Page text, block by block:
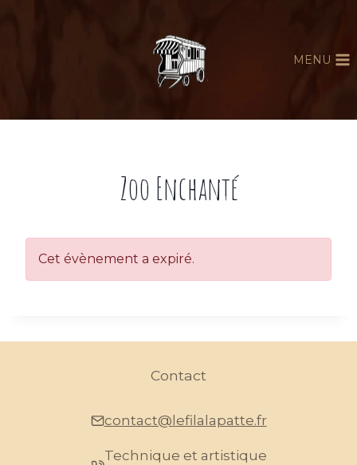
MENU
Zoo Enchanté
Cet évènement a expiré.
Contact
contact@lefilalapatte.fr
Technique et artistique